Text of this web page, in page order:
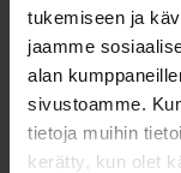
tukemiseen ja
jaamme
alan
sivustoamme.
tietoja muihin
kerätty, kun olet